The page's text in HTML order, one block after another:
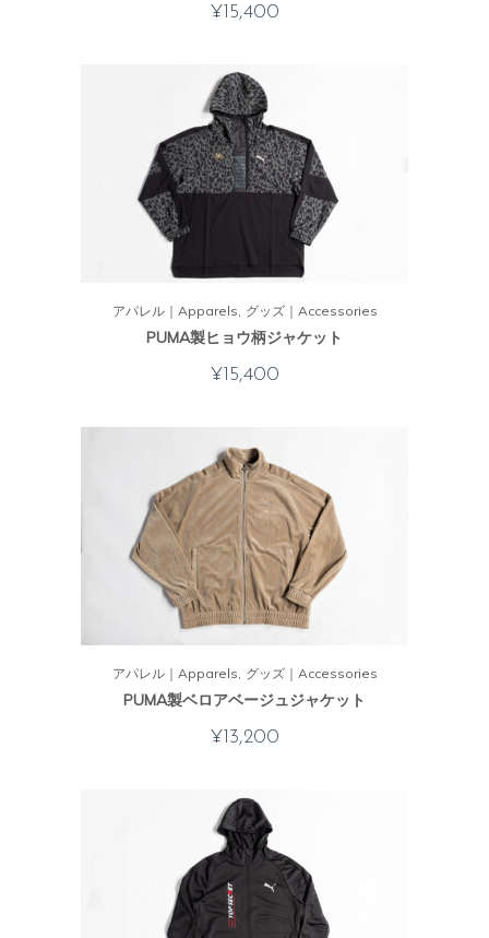
¥15,400
アパレル｜Apparels グッズ｜Accessories
PUMA製ヒョウ柄ジャケット
¥15,400
アパレル｜Apparels グッズ｜Accessories
PUMA製ベロアベージュジャケット
¥13,200